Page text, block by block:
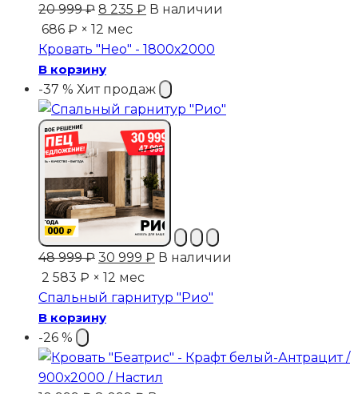
20 999₽ Первоначальная
цена
составляла
20
999 ₽.
8 235 ₽ Текущая
8
В наличии
686 ₽ × 12 мес
Кровать "Нео" - 1800х2000
В корзину
-37 % Хит продаж
48 999₽ Первоначальная
цена
составляла
48
30 999 ₽ Текущая
30
В наличии
2 583 ₽ × 12 мес
Спальный гарнитур "Рио"
В корзину
-26 %